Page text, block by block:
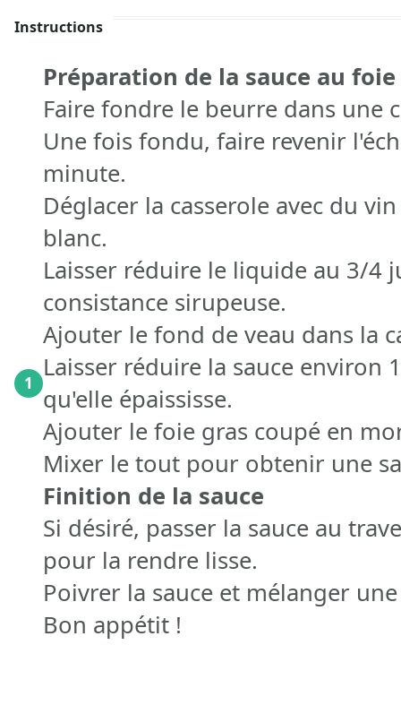
Instructions
1
Préparation de la sauce au
Faire fondre le beurre dans une
Une fois fondu, faire revenir
minute.
Déglacer la casserole avec du
blanc.
Laisser réduire le liquide au 3/4
consistance sirupeuse.
Ajouter le fond de veau dans la
Laisser réduire la sauce environ
qu'elle épaississe.
Ajouter le foie gras coupé en
Mixer le tout pour obtenir une
Finition de la sauce
Si désiré, passer la sauce au
pour la rendre lisse.
Poivrer la sauce et mélanger
Bon appétit !